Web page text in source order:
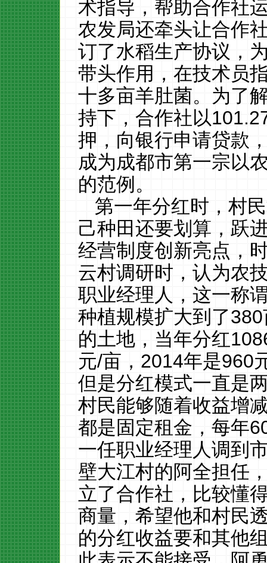
术指导，帮助合作社
农发局还牵头让合作
订了水稻生产协议，
带头作用，在技术员
十多亩羊肚菌。为了
持下，合作社以
押，向银行申请贷款
成为成都市第一宗以
的范例。
第一年分红时，村
己种田还要划算，跃
经营制度创新亮点，
云村调研时，认为农
职业经理人，这一称
种植规模扩大到了380
的土地，当年分红
元/亩，2014年是960
但是分红模式一直是
村民能够随着收益增
都是固定租金，每年
一任职业经理人调到
壁大江村的阿全担任
立了合作社，比较懂
商量，希望他和村民
的分红收益要和其他